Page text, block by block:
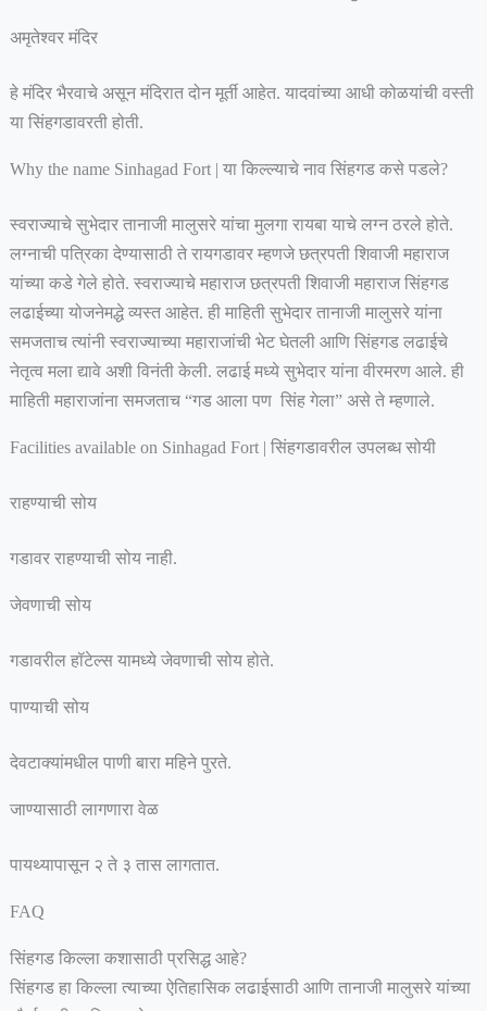
अमृतेश्वर मंदिर
हे मंदिर भैरवाचे असून मंदिरात दोन मूर्ती आहेत. यादवांच्या आधी कोळयांची वस्ती
या सिंहगडावरती होती.
Why the name Sinhagad Fort | या किल्ल्याचे नाव सिंहगड कसे पडले?
स्वराज्याचे सुभेदार तानाजी मालुसरे यांचा मुलगा रायबा याचे लग्न ठरले होते.
लग्नाची पत्रिका देण्यासाठी ते रायगडावर म्हणजे छत्रपती शिवाजी महाराज
यांच्या कडे गेले होते. स्वराज्याचे महाराज छत्रपती शिवाजी महाराज सिंहगड
लढाईच्या योजनेमद्धे व्यस्त आहेत. ही माहिती सुभेदार तानाजी मालुसरे यांना
समजताच त्यांनी स्वराज्याच्या महाराजांची भेट घेतली आणि सिंहगड लढाईचे
नेतृत्व मला द्यावे अशी विनंती केली. लढाई मध्ये सुभेदार यांना वीरमरण आले. ही
माहिती महाराजांना समजताच “गड आला पण सिंह गेला” असे ते म्हणाले.
Facilities available on Sinhagad Fort | सिंहगडावरील उपलब्ध सोयी
राहण्याची सोय
गडावर राहण्याची सोय नाही.
जेवणाची सोय
गडावरील हॉटेल्स यामध्ये जेवणाची सोय होते.
पाण्याची सोय
देवटाक्यांमधील पाणी बारा महिने पुरते.
जाण्यासाठी लागणारा वेळ
पायथ्यापासून २ ते ३ तास लागतात.
FAQ
सिंहगड किल्ला कशासाठी प्रसिद्ध आहे?
सिंहगड हा किल्ला त्याच्या ऐतिहासिक लढाईसाठी आणि तानाजी मालुसरे यांच्या